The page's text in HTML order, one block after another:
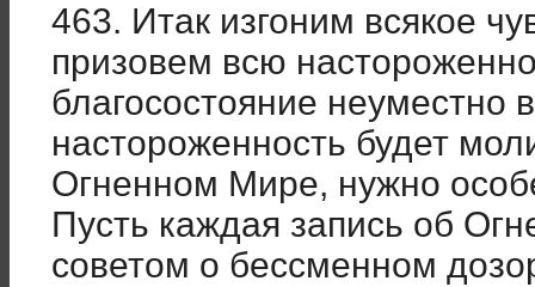
463. Итак изгоним всякое
призовем всю
благосостояние неуместно
настороженность будет
Огненном Мире, нужно
Пусть каждая запись об
советом о бессменном